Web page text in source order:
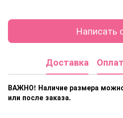
Написать
Доставка
ВАЖНО! Наличие размера
или после заказа.